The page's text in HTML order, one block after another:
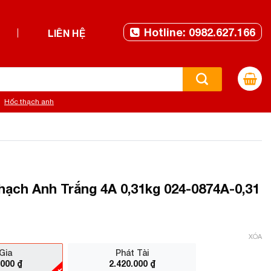
LIÊN HỆ Hotline: 0982.627.166
Hốc thạch anh
Anh Trắng 4A 0,31kg 024-0874A-0,31
₫
Phát Tài
2.420.000 ₫
XÓA